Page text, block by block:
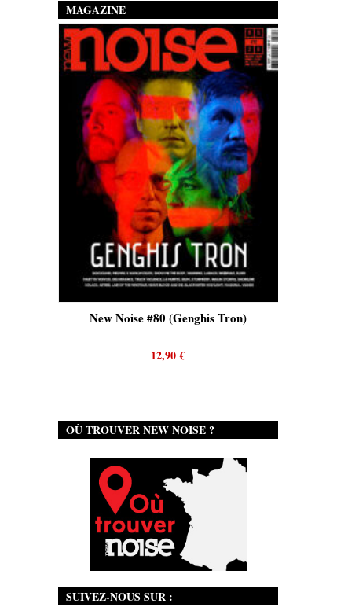
MAGAZINE
New Noise #80 (Genghis Tron)
12,90€
OÙ TROUVER NEW NOISE ?
SUIVEZ-NOUS SUR :